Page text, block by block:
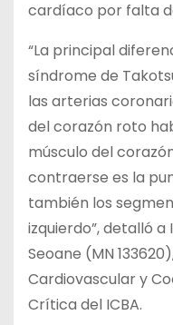
cardíaco por falta
“La principal
síndrome de
las arterias
del corazón roto
músculo del
contraerse es la
también los
izquierdo”, detalló
Seoane (MN
Cardiovascular y
Crítica del ICBA.